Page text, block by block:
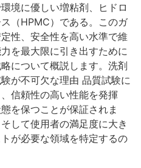
境に優しい増粘剤、ヒドロ
（HPMC）である。このガ
性、安全性を高い水準で維
を最大限に引き出すために
について概説します。洗剤
が不可欠な理由 品質試験に
信頼性の高い性能を発揮
を保つことが保証されま
して使用者の満足度に大き
が必要な領域を特定するの